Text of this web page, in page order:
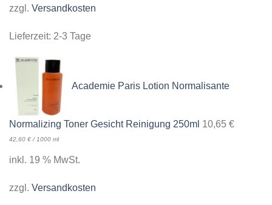
zzgl. Versandkosten
Lieferzeit: 2-3 Tage
Academie Paris Lotion Normalisante
Normalizing Toner Gesicht Reinigung 250ml 10,65 €
42,60 €/1000 ml
inkl. 19 % MwSt.
zzgl. Versandkosten